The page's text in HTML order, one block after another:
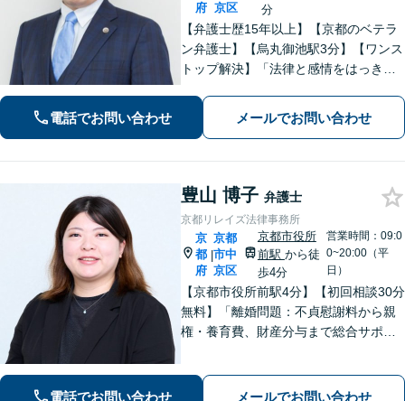
府 京区
分
【弁護士歴15年以上】【京都のベテラ
ン弁護士】【烏丸御池駅3分】【ワンス
トップ解決】「法律と感情をはっきり
問題、新型コロナが原因の借金、不動
産問題なども幅広く対応【女性弁護士
電話でお問い合わせ メールでお問い合わせ
豊山 博子 弁護士
京都リレイズ法律事務所
京
都
府
|
京都
市中
京区
京都市役所
前駅 から徒
歩4分
営業時間：09:0
0~20:00（平
日）
【京都市役所前駅4分】【初回相談30分
無料】「離婚問題：不貞慰謝料から親
権・養育費、財産分与まで総合サポー
えて諦める前に、まずはあなたのご希
電話でお問い合わせ メールでお問い合わせ